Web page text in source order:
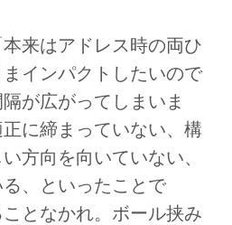
来はアドレス時の両ひ
インパクトしたいので
が広がってしまいま
に締まっていない、構
方向を向いていない、
、といったことで
となかれ。ボール挟み